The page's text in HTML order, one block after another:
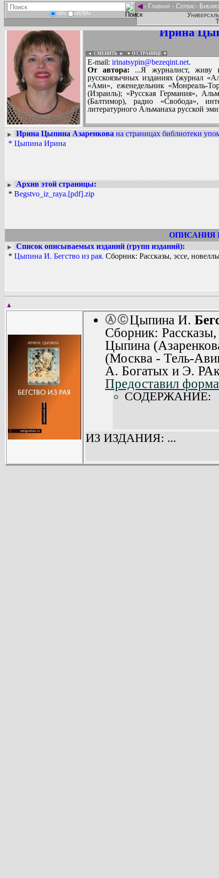
«И» «ИЛИ»
◄- Главная - Сервис-
Ирина
◄ СМЕНИТЬ ► ▼ О СТРАНИЦЕ ▼
E-mail: irinatsypin@bezeqint.net.
От автора: ...Я журналист, живу
русскоязычных изданиях (журнал
«Ами», еженедельник «Монреаль-
(Израиль); «Русская Германия»,
(Балтимор), радио «Свобода»,
литературного Альманаха русской
► Ирина Цыпина Азаренкова на страницах библиотеки
* Цыпина Ирина
►
Архив этой страницы:
* Begstvo_iz_raya.[pdf].zip
ОПИСАНИЯ
►
Список описываемых изданий (групп изданий):
* Цыпина И. Бегство из рая. Сборник: Рассказы, эссе,
▲
ⒶⒸЦыпина И.
Сборник:
Цыпина
(Москва - Тель-
А. Богатых и Э.
Предоставил
СОДЕРЖАНИЕ:
ИЗ ИЗДАНИЯ: ...